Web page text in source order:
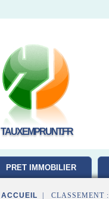
TAUXEMPRUNT.FR
PRET IMMOBILIER
ACCUEIL | CLASSEMENT :